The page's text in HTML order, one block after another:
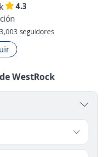
4.3
3,003 seguidores
WestRock